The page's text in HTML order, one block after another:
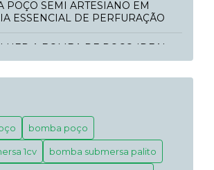
ESSENCIAL DE PERFURAÇÃO
PARA SUA ESCOLHA
NECESSIDADES
E DICAS ESSENCIAIS
bomba poço
1cv bomba submersa palito